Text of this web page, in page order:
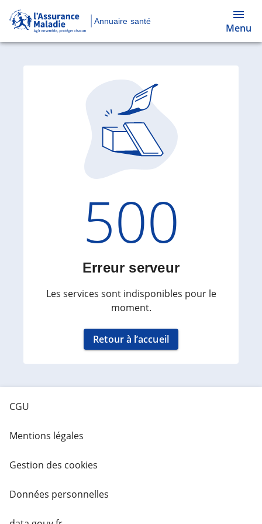
Annuaire santé
Menu
Code
500
Erreur serveur
Les services sont indisponibles pour le
moment.
Retour à l’accueil
CGU
Mentions légales
Gestion des cookies
Données personnelles